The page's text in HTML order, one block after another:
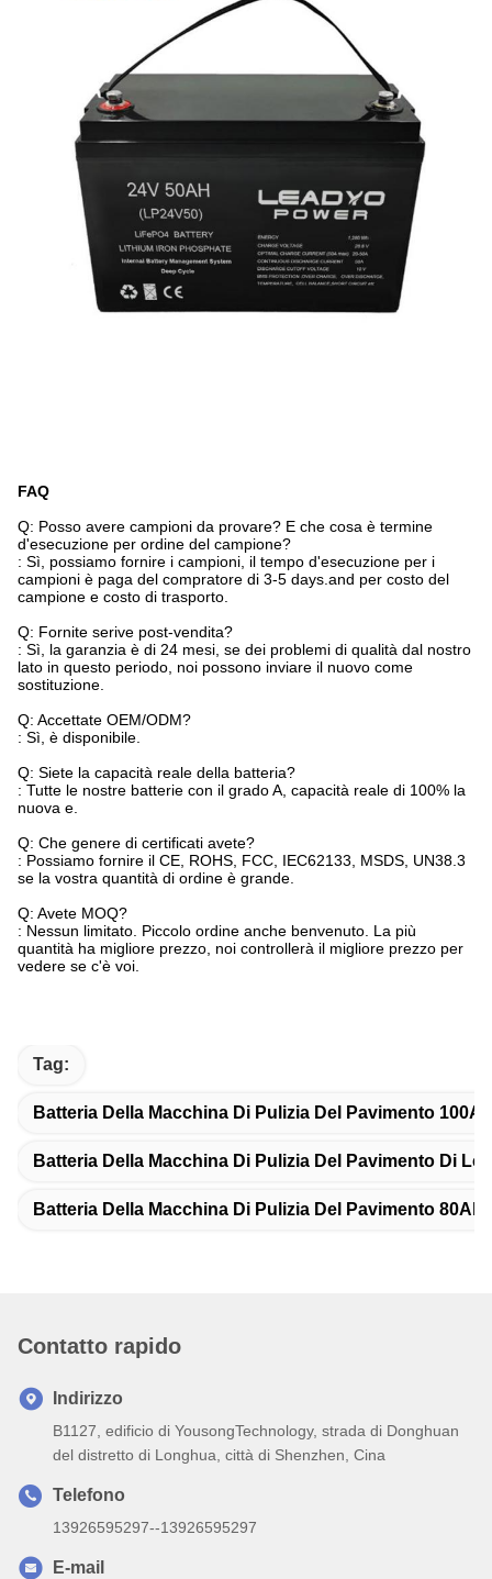
FAQ
Q: Posso avere campioni da provare? E che cosa è termine
d'esecuzione per ordine del campione?
: Sì, possiamo fornire i campioni, il tempo d'esecuzione per i
campioni è paga del compratore di 3-5 days.and per costo del
campione e costo di trasporto.
Q: Fornite serive post-vendita?
: Sì, la garanzia è di 24 mesi, se dei problemi di qualità dal nostro
lato in questo periodo, noi possono inviare il nuovo come
sostituzione.
Q: Accettate OEM/ODM?
: Sì, è disponibile.
Q: Siete la capacità reale della batteria?
: Tutte le nostre batterie con il grado A, capacità reale di 100% la
nuova e.
Q: Che genere di certificati avete?
: Possiamo fornire il CE, ROHS, FCC, IEC62133, MSDS, UN38.3
se la vostra quantità di ordine è grande.
Q: Avete MOQ?
: Nessun limitato. Piccolo ordine anche benvenuto. La più
quantità ha migliore prezzo, noi controllerà il migliore prezzo per
vedere se c'è voi.
Tag:
Batteria Della Macchina Di Pulizia Del Pavimento 100Ah
Batteria Della Macchina Di Pulizia Del Pavimento Di
Batteria Della Macchina Di Pulizia Del Pavimento 80Ah
Contatto rapido
Indirizzo
B1127, edificio di YousongTechnology, strada di Donghuan
del distretto di Longhua, città di Shenzhen, Cina
Telefono
13926595297--13926595297
E-mail